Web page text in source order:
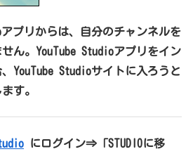
プリからは、自分のチャンネルを
ん。YouTube Studioアプリをイン
YouTube Studioサイトに入ろうと
す。
にログイン⇒「STUDIOに移